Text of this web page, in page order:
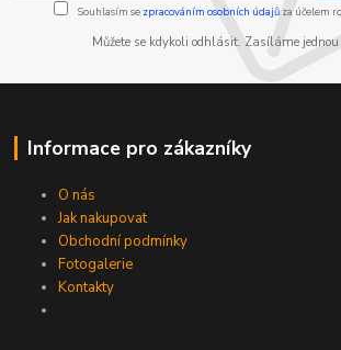
Souhlasím se zpracováním osobních údajůza účelem
Můžete se kdykoli odhlásit. Zasíláme
Informace pro zákazníky
O nás
Jak nakupovat
Obchodní podmínky
Fotogalerie
Kontakty